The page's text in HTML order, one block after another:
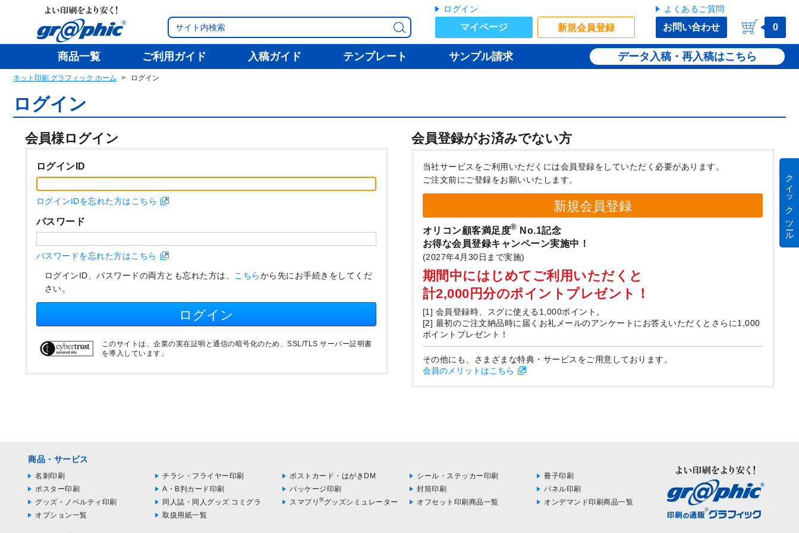
ログイン
マイページ 新規会員登録
よくあるご質問
お問い合わせ 0
商品一覧 ご利用ガイド 入稿ガイド テンプレート サンプル請求 データ入稿・再入稿
ネット印刷 グラフィック ホーム ログイン
ログイン
会員様ログイン 会員登録がお済みでない方
ログインID
ログインIDを忘れた方はこちら
パスワード
パスワードを忘れた方はこちら
ログインID、パスワードの両方とも忘れた方は、 こちらから先にお手続きをしてくだ
さい。
ログイン
このサイトは、企業の実在証明と通信の暗号化のため、SSL/TLS サーバー証明書
を導入しています。
当社サービスをご利用いただくには会員登録をしていただく必要があります。
ご注文前にご登録をお願いいたします。
新規会員登録
オリコン顧客満足度® No.1記念
お得な会員登録キャンペーン実施中！
(2027年4月30日まで実施)
期間中にはじめてご利用いただくと
計2,000円分のポイントプレゼント！
[1] 会員登録時、スグに使える1,000ポイント。
[2] 最初のご注文納品時に届くお礼メールのアンケートにお答えいただくとさらに1,000
ポイントプレゼント！
その他にも、さまざまな特典・サービスをご用意しております。
会員のメリットはこちら
商品・サービス
名刺印刷 チラシ・フライヤー印刷 ポストカード・はがきDM シール・ステッカー印刷
冊子印刷
ポスター印刷
A・B判カード印刷 パッケージ印刷 封筒印刷
パネル印刷
グッズ・ノベルティ印刷
同人誌・同人グッズ コミグラ スマプリ ®グッズシミュレーター オフセット印刷商品一覧
オンデマンド印刷商品一覧
オプション一覧
取扱用紙一覧
クイック ツール